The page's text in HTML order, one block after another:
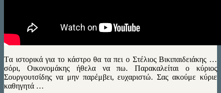
Tα ιστορικά για το κάστρο θα τα πει ο Στέλιος Βικιπαιδειάκης …
σόρι, Οικονομάκης ήθελα να πω. Παρακαλείται ο κύριος
Σουργουτσίδης να μην παρέμβει, ευχαριστώ. Σας ακούμε κύριε
καθηγητά …